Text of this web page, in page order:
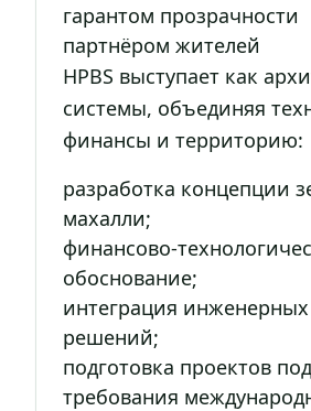
гарантом прозрачности
партнёром жителей
HPBS выступает как
системы, объединяя
финансы и территорию:
разработка концепции
махалли;
финансово-
обоснование;
интеграция инженерных
решений;
подготовка проектов под
требования